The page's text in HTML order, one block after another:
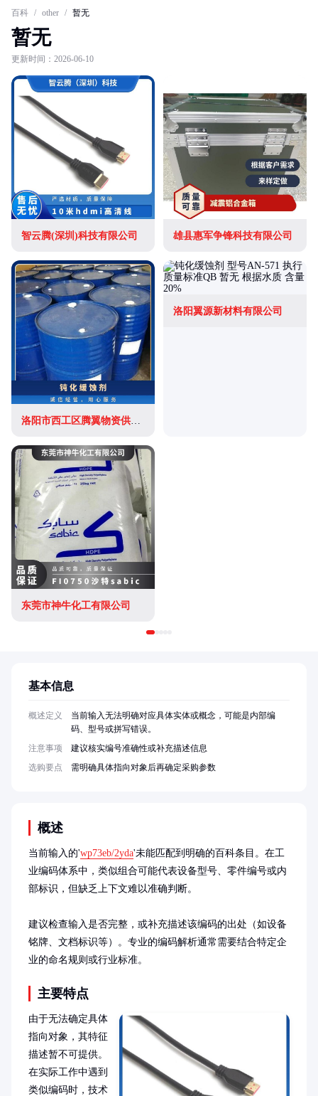
百科 / other / 暂无
暂无
更新时间：2026-06-10
智云腾(深圳)科技有限公司 雄县惠军争锋科技有限公司
洛阳市西工区腾翼物资供应站
洛阳翼源新材料有限公司
东莞市神牛化工有限公司
概述
当前输入的'wp73eb/2yda'未能匹配到明确的百科条目。在工
业编码体系中，类似组合可能代表设备型号、零件编号或内
部标识，但缺乏上下文难以准确判断。
建议检查输入是否完整，或补充描述该编码的出处（如设备
铭牌、文档标识等）。专业的编码解析通常需要结合特定企
业的命名规则或行业标准。
主要特点
由于无法确定具体
指向对象，其特征
描述暂不可提供。
在实际工作中遇到
类似编码时，技术
基本信息
概述定义
当前输入无法明确对应具体实体或概念，可能是内部编
码、型号或拼写错误。
注意事项
建议核实编号准确性或补充描述信息
选购要点
需明确具体指向对象后再确定采购参数